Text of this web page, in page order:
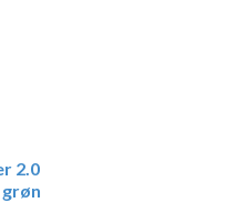
2.0
grøn